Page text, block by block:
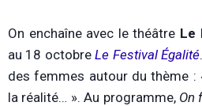
On enchaîne avec le théâtre Le
au 18 octobreLe Festival Égalité
des femmes autour du thème :
la réalité… ». Au programme, On